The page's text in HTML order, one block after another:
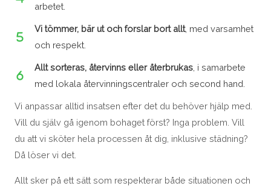
arbetet.
Vi tömmer, bär ut och forslar bort allt, med varsamhet
och respekt.
Allt sorteras, återvinns eller återbrukas , i samarbete
med lokala återvinningscentraler och second hand.
Vi anpassar alltid insatsen efter det du behöver hjälp med.
Vill du själv gå igenom bohaget först? Inga problem. Vill
du att vi sköter hela processen åt dig, inklusive städning?
Då löser vi det.
Allt sker på ett sätt som respekterar både situationen och